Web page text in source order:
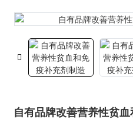
自有品牌改善营养性贫